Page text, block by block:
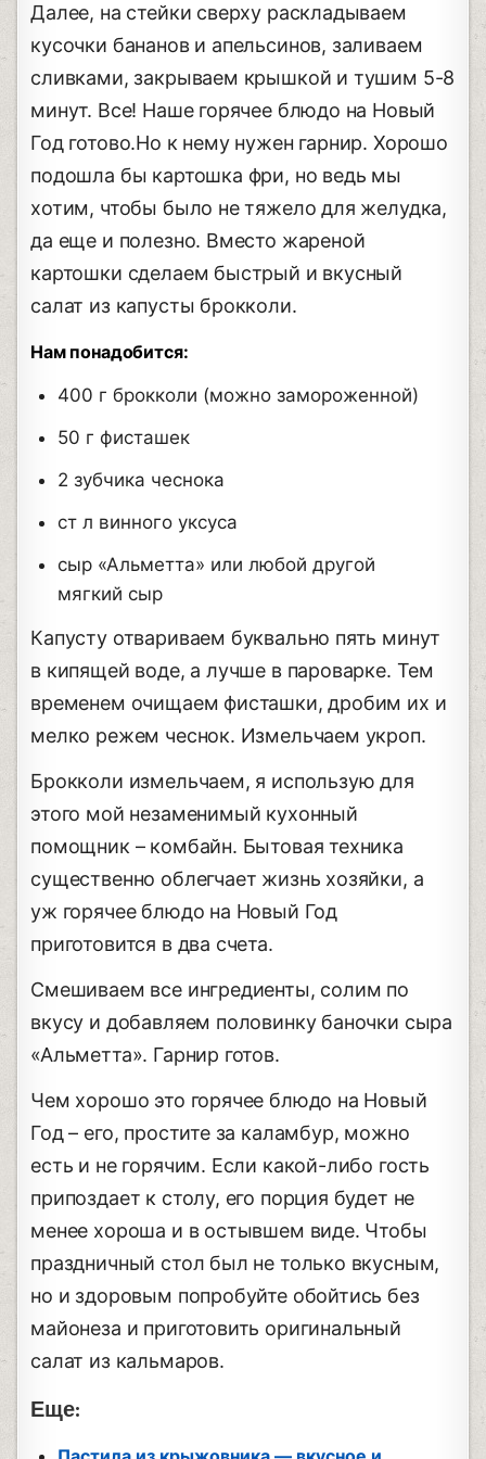
Далее, на стейки сверху раскладываем
кусочки бананов и апельсинов, заливаем
сливками, закрываем крышкой и тушим 5-8
минут. Все! Наше горячее блюдо на Новый
Год готово.Но к нему нужен гарнир. Хорошо
подошла бы картошка фри, но ведь мы
хотим, чтобы было не тяжело для желудка,
да еще и полезно. Вместо жареной
картошки сделаем быстрый и вкусный
салат из капусты брокколи.
Нам понадобится:
400 г брокколи (можно замороженной)
50 г фисташек
2 зубчика чеснока
ст л винного уксуса
сыр «Альметта» или любой другой
мягкий сыр
Капусту отвариваем буквально пять минут
в кипящей воде, а лучше в пароварке. Тем
временем очищаем фисташки, дробим их и
мелко режем чеснок. Измельчаем укроп.
Брокколи измельчаем, я использую для
этого мой незаменимый кухонный
помощник – комбайн. Бытовая техника
существенно облегчает жизнь хозяйки, а
уж горячее блюдо на Новый Год
приготовится в два счета.
Смешиваем все ингредиенты, солим по
вкусу и добавляем половинку баночки сыра
«Альметта». Гарнир готов.
Чем хорошо это горячее блюдо на Новый
Год – его, простите за каламбур, можно
есть и не горячим. Если какой-либо гость
припоздает к столу, его порция будет не
менее хороша и в остывшем виде. Чтобы
праздничный стол был не только вкусным,
но и здоровым попробуйте обойтись без
майонеза и приготовить оригинальный
салат из кальмаров.
Еще: